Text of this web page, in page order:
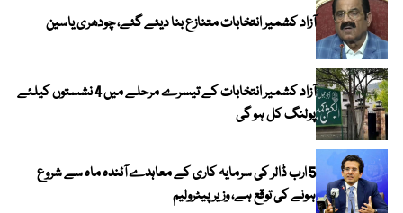
آزاد کشمیر انتخابات متنازع بنا دیئے گئے، چودھری یاسین
آزاد کشمیر انتخابات کے تیسرے مرحلے میں 4 نشستوں کیلئے
پولنگ کل ہو گی
5 ارب ڈالر کی سرمایہ کاری کے معاہدے آئندہ ماہ سے شروع
ہونے کی توقع ہے، وزیر پیٹرولیم